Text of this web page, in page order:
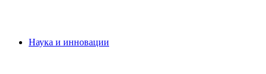
Наука и инновации